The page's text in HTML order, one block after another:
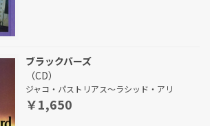
ブラックバーズ
（CD）
ジャコ・パストリアス～ラシッド・アリ
￥1,650